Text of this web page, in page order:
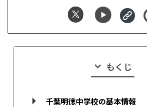
もくじ
千葉明徳中学校の基本情報